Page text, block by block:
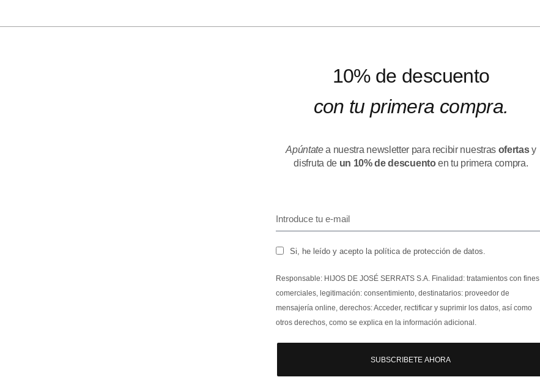
10% de descuento
con tu primera compra.
Apúntatea nuestra newsletter para recibir nuestras ofertasy
disfruta de un 10% de descuentoen tu primera compra.
Si, he leído y acepto la política de protección de datos.
Responsable: HIJOS DE JOSÉ SERRATS S.A. Finalidad: tratamientos con fines
comerciales, legitimación: consentimiento, destinatarios: proveedor de
mensajería online, derechos: Acceder, rectificar y suprimir los datos, así como
otros derechos, como se explica en la información adicional.
SUBSCRIBETE AHORA